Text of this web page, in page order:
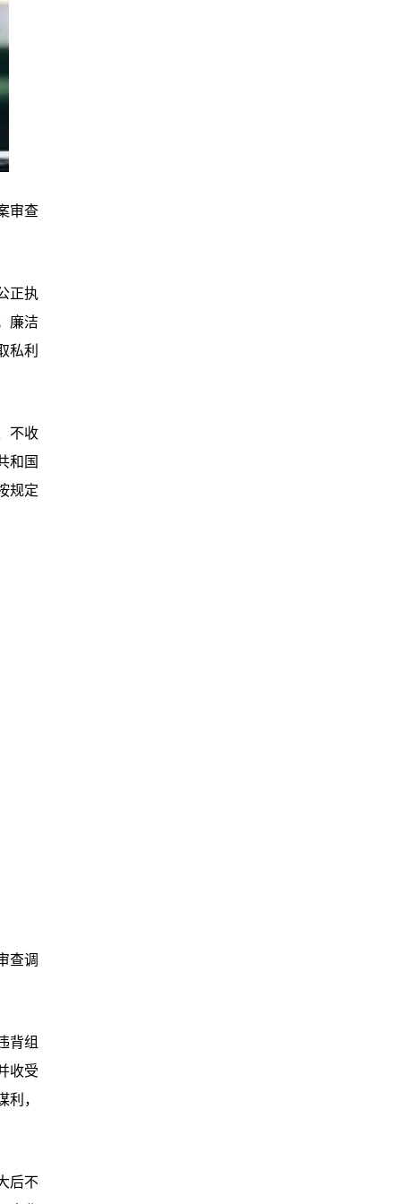
审查
正执
廉洁
私利
不收
和国
规定
查调
背组
收受
利，
后不